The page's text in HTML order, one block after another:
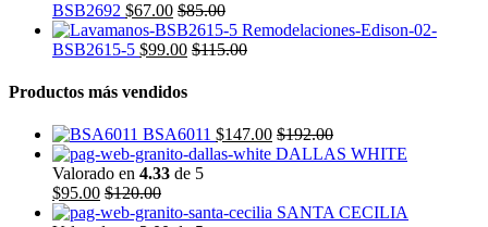
BSB2692 $67.00 $85.00
BSB2615-5 $99.00 $115.00
Productos más vendidos
BSA6011 $147.00 $192.00
DALLAS WHITE
Valorado en 4.33 de 5
$95.00 $120.00
SANTA CECILIA